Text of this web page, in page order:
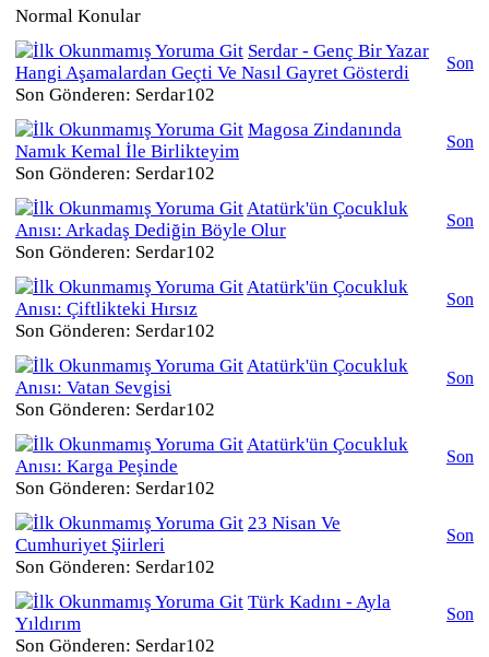
Normal Konular
Serdar - Genç Bir Yazar
Hangi Aşamalardan Geçti Ve Nasıl Gayret Gösterdi
Son Gönderen: Serdar102
Son
Magosa Zindanında
Namık Kemal İle Birlikteyim
Son Gönderen: Serdar102
Son
Atatürk'ün Çocukluk
Anısı: Arkadaş Dediğin Böyle Olur
Son Gönderen: Serdar102
Son
Atatürk'ün Çocukluk
Anısı: Çiftlikteki Hırsız
Son Gönderen: Serdar102
Son
Atatürk'ün Çocukluk
Anısı: Vatan Sevgisi
Son Gönderen: Serdar102
Son
Atatürk'ün Çocukluk
Anısı: Karga Peşinde
Son Gönderen: Serdar102
Son
23 Nisan Ve
Cumhuriyet Şiirleri
Son Gönderen: Serdar102
Son
Türk Kadını - Ayla
Yıldırım
Son Gönderen: Serdar102
Son